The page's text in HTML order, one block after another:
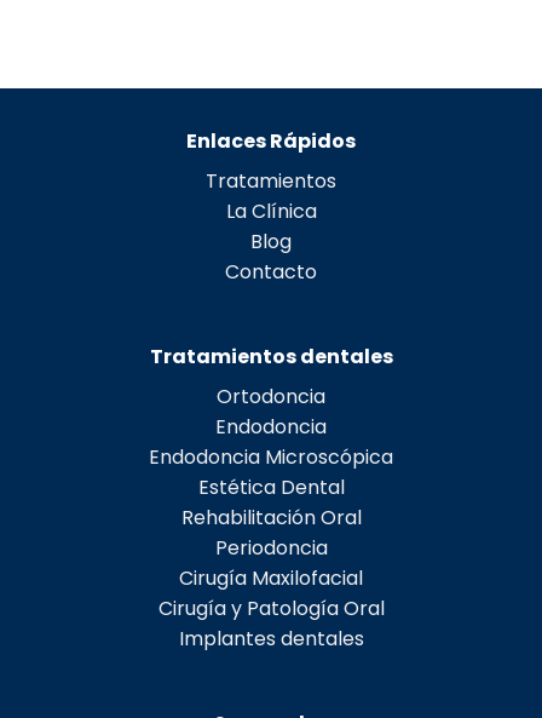
Enlaces Rápidos
Tratamientos
La Clínica
Blog
Contacto
Tratamientos dentales
Ortodoncia
Endodoncia
Endodoncia Microscópica
Estética Dental
Rehabilitación Oral
Periodoncia
Cirugía Maxilofacial
Cirugía y Patología Oral
Implantes dentales